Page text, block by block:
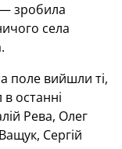
— зробила
села
поле вийшли ті,
останні
Рева, Олег
Сергій